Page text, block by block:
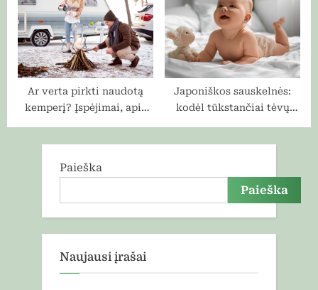
maršrutą
Ar verta pirkti naudotą
kemperį? Įspėjimai, apie
Japoniškos sauskelnės:
kodėl tūkstančiai tėvų
Paieška
Paieška
Naujausi įrašai